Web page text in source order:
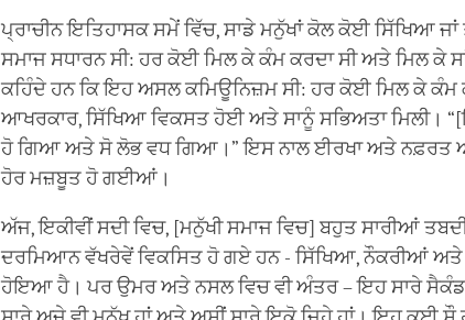
ਪ੍ਰਾਚੀਨ ਇਤਿਹਾਸਕ ਸਮੇਂ ਵਿੱਚ, ਸਾਡੇ ਮਨੁੱਖਾਂ ਕੋਲ ਕੋਈ ਸਿੱਖਿਆ ਜਾਂ
ਸਮਾਜ ਸਧਾਰਨ ਸੀ: ਹਰ ਕੋਈ ਮਿਲ ਕੇ ਕੰਮ ਕਰਦਾ ਸੀ ਅਤੇ ਮਿਲ ਕੇ
ਕਹਿੰਦੇ ਹਨ ਕਿ ਇਹ ਅਸਲ ਕਮਿਊਨਿਜ਼ਮ ਸੀ: ਹਰ ਕੋਈ ਮਿਲ ਕੇ ਕੰਮ
ਆਖਰਕਾਰ, ਸਿੱਖਿਆ ਵਿਕਸਤ ਹੋਈ ਅਤੇ ਸਾਨੂੰ ਸਭਿਅਤਾ ਮਿਲੀ।
ਹੋ ਗਿਆ ਅਤੇ ਸੋ ਲੋਭ ਵਧ ਗਿਆ।” ਇਸ ਨਾਲ ਈਰਖਾ ਅਤੇ ਨਫ਼ਰਤ
ਹੋਰ ਮਜ਼ਬੂਤ ਹੋ ਗਈਆਂ।
ਅੱਜ, ਇਕੀਵੀਂ ਸਦੀ ਵਿਚ, [ਮਨੁੱਖੀ ਸਮਾਜ ਵਿਚ] ਬਹੁਤ ਸਾਰੀਆਂ
ਦਰਮਿਆਨ ਵੱਖਰੇਵੇਂ ਵਿਕਸਿਤ ਹੋ ਗਏ ਹਨ - ਸਿੱਖਿਆ, ਨੌਕਰੀਆਂ ਅਤੇ
ਹੋਇਆ ਹੈ। ਪਰ ਉਮਰ ਅਤੇ ਨਸਲ ਵਿਚ ਵੀ ਅੰਤਰ – ਇਹ ਸਾਰੇ